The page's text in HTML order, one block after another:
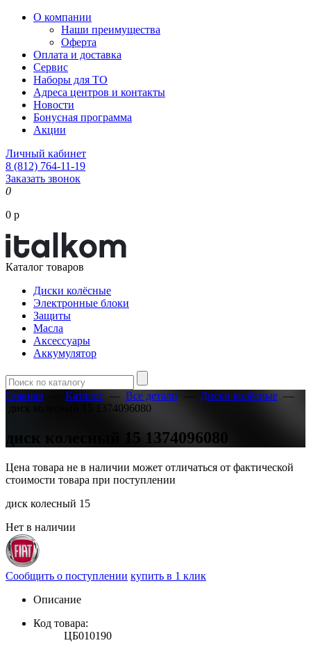
О компании
Наши преимущества
Оферта
Оплата и доставка
Сервис
Наборы для ТО
Адреса центров и контакты
Новости
Бонусная программа
Акции
Личный кабинет
8 (812) 764-11-19
Заказать звонок
0
0 р
Каталог товаров
Диски колёсные
Электронные блоки
Защиты
Масла
Аксессуары
Аккумулятор
Главная Каталог — Все детали — Диски колёсные —
диск колесный 15 1374096080
диск колесный 15 1374096080
Цена товара не в наличии может отличаться от фактической
стоимости товара при поступлении
диск колесный 15
Нет в наличии
Сообщить о поступлении купить в 1 клик
Описание
Код товара:
ЦБ010190